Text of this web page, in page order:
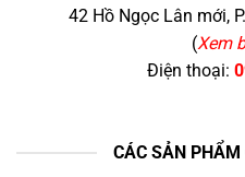
42 Hồ Ngọc Lân mới,
(Xem
Điện thoại:
CÁC SẢN PHẨM